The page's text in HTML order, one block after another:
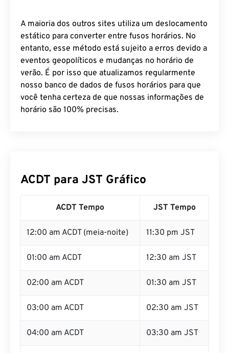
A maioria dos outros sites utiliza um deslocamento
estático para converter entre fusos horários. No
entanto, esse método está sujeito a erros devido a
eventos geopolíticos e mudanças no horário de
verão. É por isso que atualizamos regularmente
nosso banco de dados de fusos horários para que
você tenha certeza de que nossas informações de
horário são 100% precisas.
ACDT para JST Gráfico
ACDT Tempo JST Tempo
12:00 am ACDT (meia-noite) 11:30 pm JST
01:00 am ACDT 12:30 am JST
02:00 am ACDT 01:30 am JST
03:00 am ACDT 02:30 am JST
04:00 am ACDT 03:30 am JST